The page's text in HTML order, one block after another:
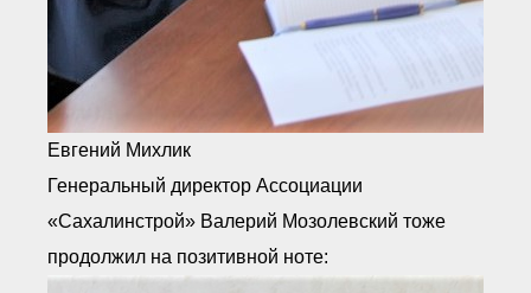
Евгений Михлик
Генеральный директор Ассоциации
«Сахалинстрой» Валерий Мозолевский тоже
продолжил на позитивной ноте: